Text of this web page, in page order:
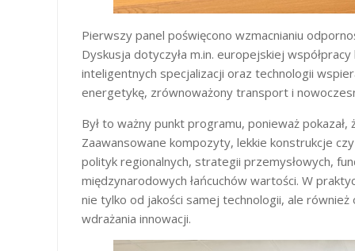
Pierwszy panel poświęcono wzmacnianiu
Dyskusja dotyczyła m.in. europejskiej
inteligentnych specjalizacji oraz technologii
energetykę, zrównoważony transport i
Był to ważny punkt programu, ponieważ
Zaawansowane kompozyty, lekkie konstrukcje
polityk regionalnych, strategii przemysłowych,
międzynarodowych łańcuchów wartości. W
nie tylko od jakości samej technologii, ale
wdrażania innowacji.